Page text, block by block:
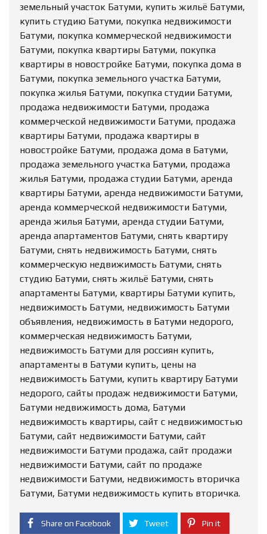
земельный участок Батуми, купить жильё Батуми,
купить студию Батуми, покупка недвижимости
Батуми, покупка коммерческой недвижимости
Батуми, покупка квартиры Батуми, покупка
квартиры в новостройке Батуми, покупка дома в
Батуми, покупка земельного участка Батуми,
покупка жилья Батуми, покупка студии Батуми,
продажа недвижимости Батуми, продажа
коммерческой недвижимости Батуми, продажа
квартиры Батуми, продажа квартиры в
новостройке Батуми, продажа дома в Батуми,
продажа земельного участка Батуми, продажа
жилья Батуми, продажа студии Батуми, аренда
квартиры Батуми, аренда недвижимости Батуми,
аренда коммерческой недвижимости Батуми,
аренда жилья Батуми, аренда студии Батуми,
аренда апартаментов Батуми, снять квартиру
Батуми, снять недвижимость Батуми, снять
коммерческую недвижимость Батуми, снять
студию Батуми, снять жильё Батуми, снять
апартаменты Батуми, квартиры Батуми купить,
недвижимость Батуми, недвижимость Батуми
объявления, недвижимость в Батуми недорого,
коммерческая недвижимость Батуми,
недвижимость Батуми для россиян купить,
апартаменты в Батуми купить, цены на
недвижимость Батуми, купить квартиру Батуми
недорого, сайты продаж недвижимости Батуми,
Батуми недвижимость дома, Батуми
недвижимость квартиры, сайт с недвижимостью
Батуми, сайт недвижимости Батуми, сайт
недвижимости Батуми продажа, сайт продажи
недвижимости Батуми, сайт по продаже
недвижимости Батуми, недвижимость вторичка
Батуми, Батуми недвижимость купить вторичка.
Share on Facebook Tweet Pin it